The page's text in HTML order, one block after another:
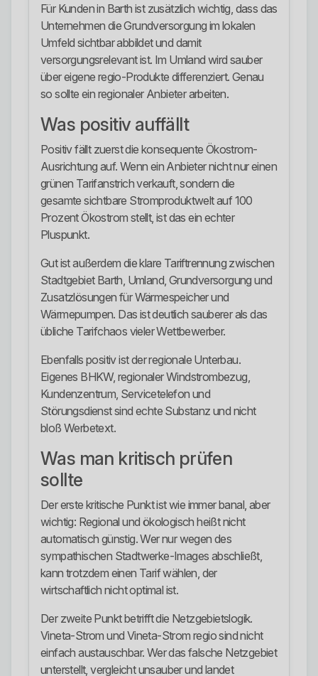
Für Kunden in Barth ist zusätzlich wichtig, dass das
Unternehmen die Grundversorgung im lokalen
Umfeld sichtbar abbildet und damit
versorgungsrelevant ist. Im Umland wird sauber
über eigene regio-Produkte differenziert. Genau
so sollte ein regionaler Anbieter arbeiten.
Was positiv auffällt
Positiv fällt zuerst die konsequente Ökostrom-
Ausrichtung auf. Wenn ein Anbieter nicht nur einen
grünen Tarifanstrich verkauft, sondern die
gesamte sichtbare Stromproduktwelt auf 100
Prozent Ökostrom stellt, ist das ein echter
Pluspunkt.
Gut ist außerdem die klare Tariftrennung zwischen
Stadtgebiet Barth, Umland, Grundversorgung und
Zusatzlösungen für Wärmespeicher und
Wärmepumpen. Das ist deutlich sauberer als das
übliche Tarifchaos vieler Wettbewerber.
Ebenfalls positiv ist der regionale Unterbau.
Eigenes BHKW, regionaler Windstrombezug,
Kundenzentrum, Servicetelefon und
Störungsdienst sind echte Substanz und nicht
bloß Werbetext.
Was man kritisch prüfen
sollte
Der erste kritische Punkt ist wie immer banal, aber
wichtig: Regional und ökologisch heißt nicht
automatisch günstig. Wer nur wegen des
sympathischen Stadtwerke-Images abschließt,
kann trotzdem einen Tarif wählen, der
wirtschaftlich nicht optimal ist.
Der zweite Punkt betrifft die Netzgebietslogik.
Vineta-Strom und Vineta-Strom regio sind nicht
einfach austauschbar. Wer das falsche Netzgebiet
unterstellt, vergleicht unsauber und landet